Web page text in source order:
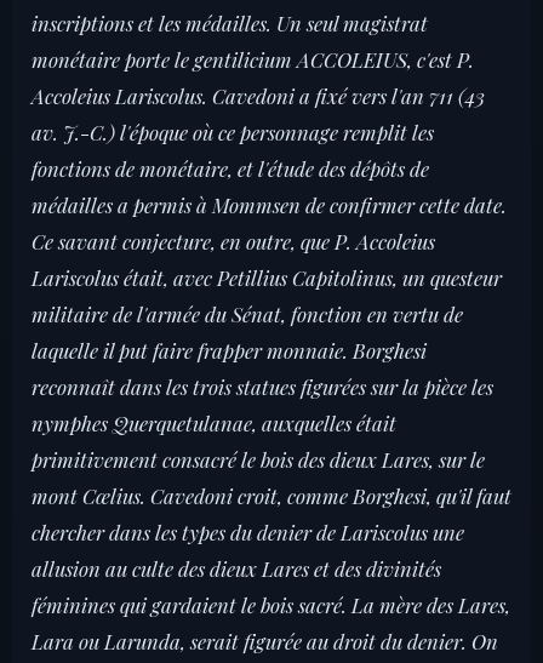
inscriptions et les médailles. Un seul magistrat
monétaire porte le gentilicium ACCOLEIUS, c'est P.
Accoleius Lariscolus. Cavedoni a fixé vers l'an 711 (43
av. J.-C.) l'époque où ce personnage remplit les
fonctions de monétaire, et l'étude des dépôts de
médailles a permis à Mommsen de confirmer cette date.
Ce savant conjecture, en outre, que P. Accoleius
Lariscolus était, avec Petillius Capitolinus, un questeur
militaire de l'armée du Sénat, fonction en vertu de
laquelle il put faire frapper monnaie. Borghesi
reconnaît dans les trois statues figurées sur la pièce les
nymphes Querquetulanae, auxquelles était
primitivement consacré le bois des dieux Lares, sur le
mont Cœlius. Cavedoni croit, comme Borghesi, qu'il faut
chercher dans les types du denier de Lariscolus une
allusion au culte des dieux Lares et des divinités
féminines qui gardaient le bois sacré. La mère des Lares,
Lara ou Larunda, serait figurée au droit du denier. On